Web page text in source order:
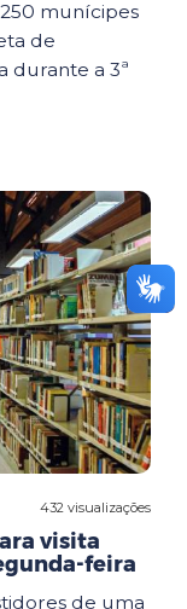
munícipes
de
durante a 3ª
432 visualizações
visita
feira
de uma